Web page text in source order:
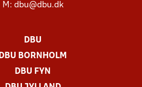
M: dbu@dbu.dk
DBU
DBU BORNHOLM
DBU FYN